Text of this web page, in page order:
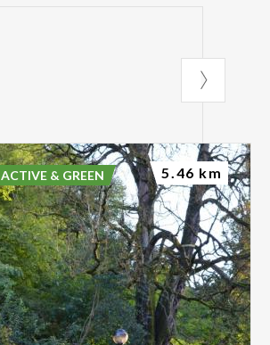
ACTIVE & GREEN 5.46 km